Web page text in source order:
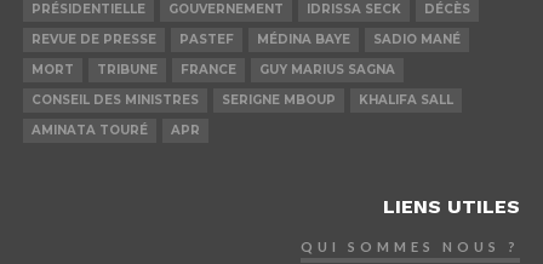
PRÉSIDENTIELLE
GOUVERNEMENT IDRISSA SECK
DÉCÈS
REVUE DE PRESSE
PASTEF MÉDINA BAYE
SADIO MANÉ
MORT
TRIBUNE FRANCE
GUY MARIUS SAGNA
CONSEIL DES MINISTRES
SERIGNE MBOUP
KHALIFA SALL
AMINATA TOURÉ
APR
LIENS UTILES
QUI SOMMES NOUS ?